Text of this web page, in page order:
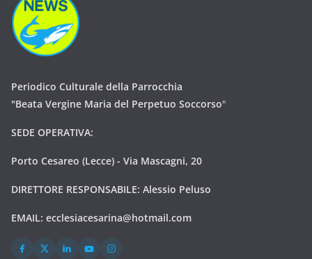
Periodico Culturale della Parrocchia
"Beata Vergine Maria del Perpetuo Soccorso"
SEDE OPERATIVA:
Porto Cesareo (Lecce) - Via Mascagni, 20
DIRETTORE RESPONSABILE: Alessio Peluso
EMAIL: ecclesiacesarina@hotmail.com